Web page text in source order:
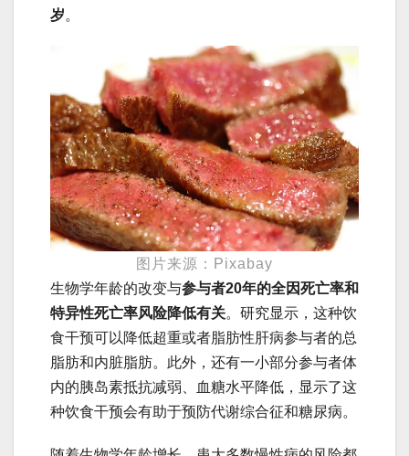
岁。
图片来源：Pixabay
生物学年龄的改变与参与者20年的全因死亡率和
特异性死亡率风险降低有关。研究显示，这种饮
食干预可以降低超重或者脂肪性肝病参与者的总
脂肪和内脏脂肪。此外，还有一小部分参与者体
内的胰岛素抵抗减弱、血糖水平降低，显示了这
种饮食干预会有助于预防代谢综合征和糖尿病。